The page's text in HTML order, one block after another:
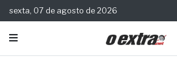
sexta, 07 de agosto de 2026